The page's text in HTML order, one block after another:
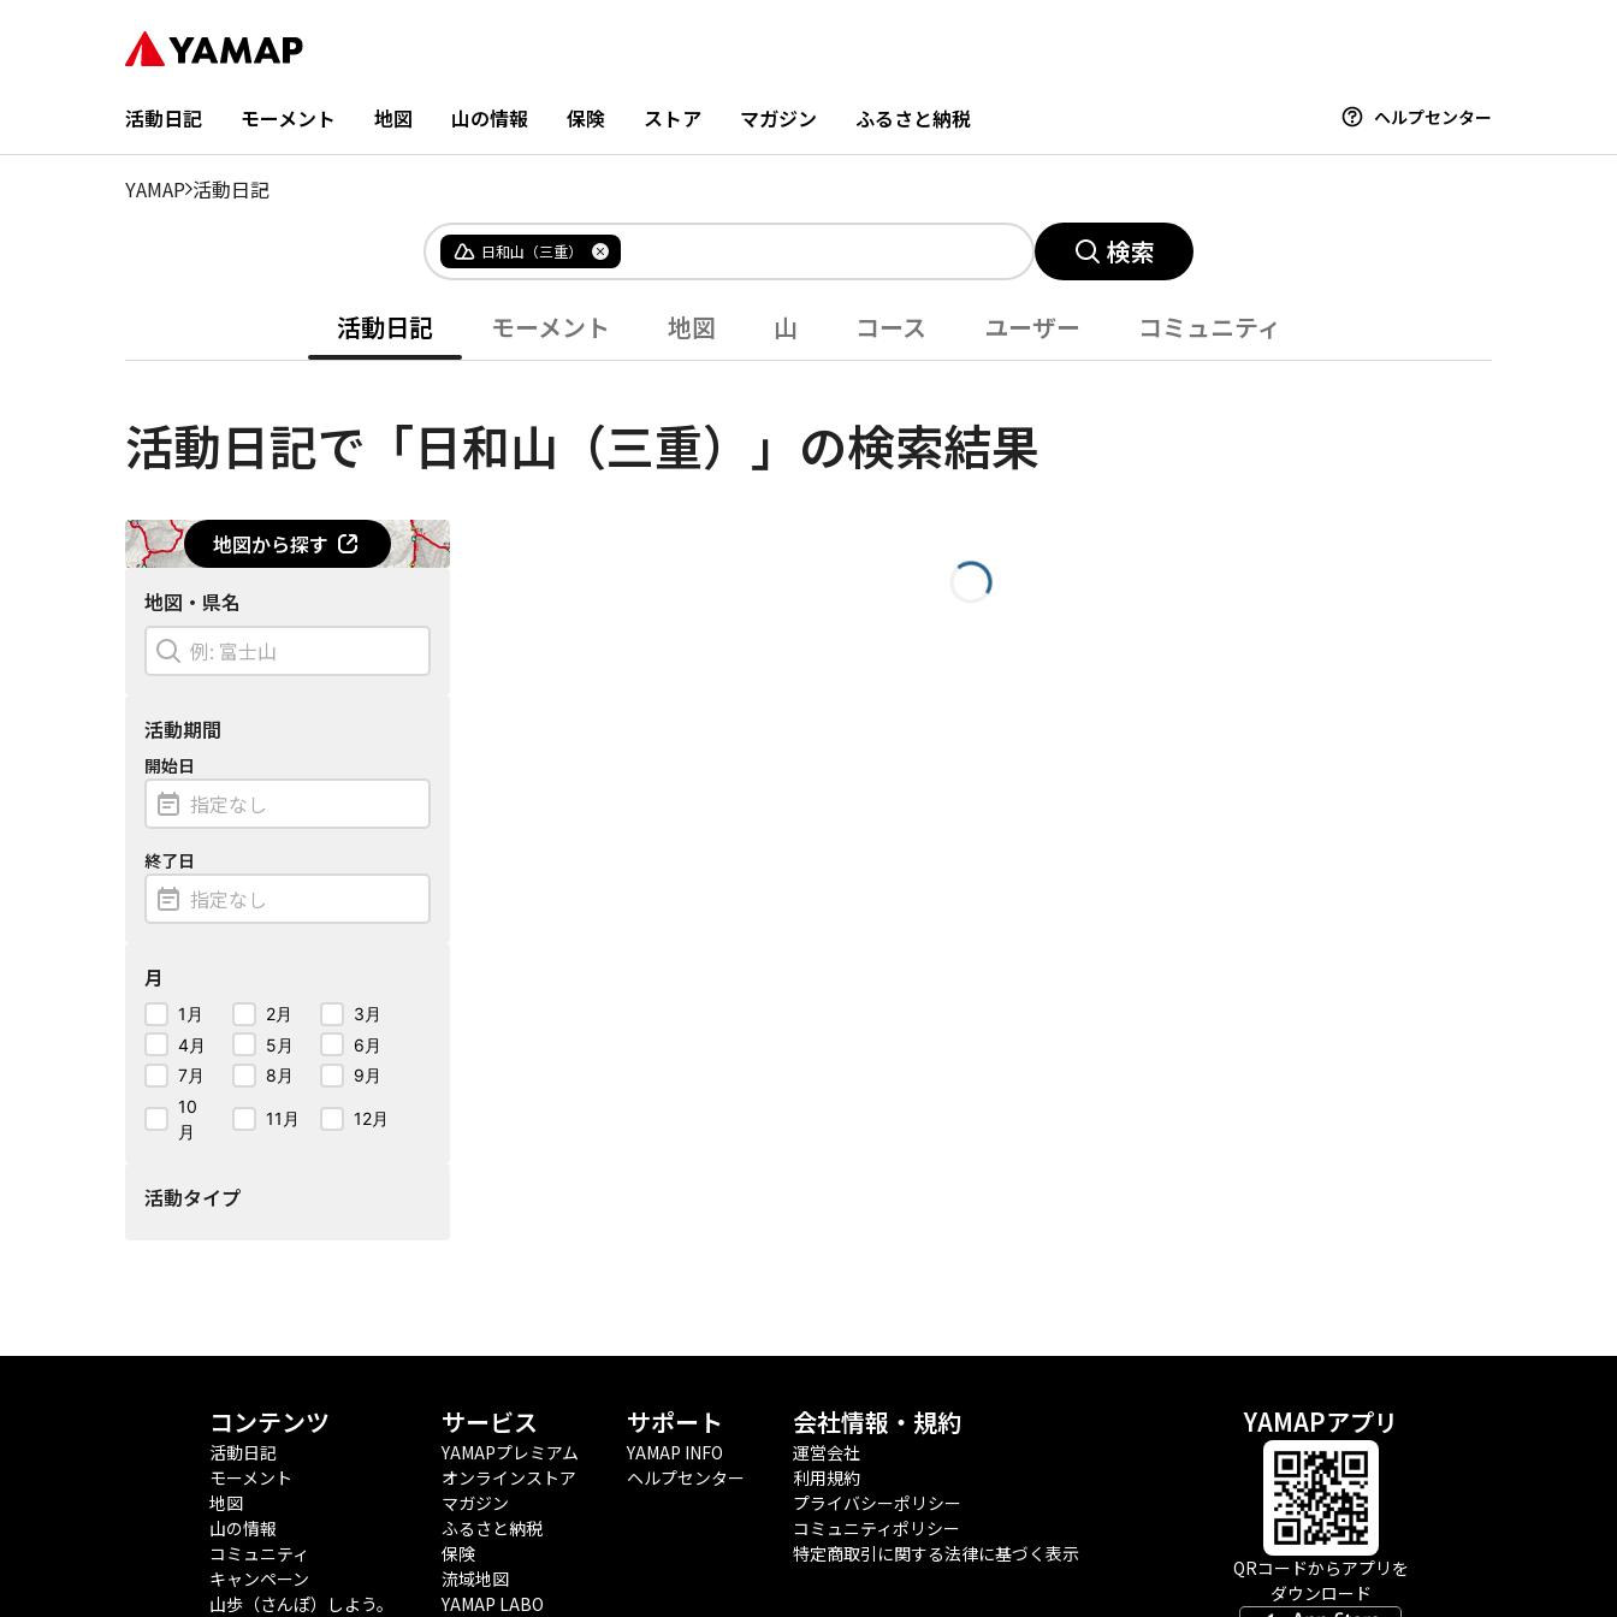
活動日記 モーメント 地図 山の情報 保険 ストア マガジン ふるさと納税 ヘルプセンター
YAMAP 活動日記
日和山（三重） 検索
活動日記 モーメント 地図 山 コース ユーザー コミュニティ
活動日記で「日和山（三重）」の検索結果
地図から探す
地図・県名
活動期間
開始日
終了日
月
1月 2月
3月
4月
5月
6月
7月
8月
9月
10
月
11月 12月
活動タイプ
コンテンツ
活動日記
モーメント
地図
山の情報
コミュニティ
キャンペーン
山歩（さんぽ）しよう。
サービス
YAMAPプレミアム
オンラインストア
マガジン
ふるさと納税
保険
流域地図
YAMAP LABO
サポート
YAMAP INFO
ヘルプセンター
会社情報・規約
運営会社
利用規約
プライバシーポリシー
コミュニティポリシー
特定商取引に関する法律に基づく表示
YAMAPアプリ
QRコードからアプリを
ダウンロード